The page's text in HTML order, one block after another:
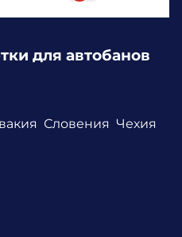
для автобанов
Словения Чехия